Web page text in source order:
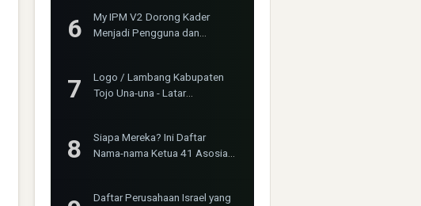
My IPM V2 Dorong Kader
Menjadi Pengguna dan
Logo / Lambang Kabupaten
Tojo Una-una - Latar
Siapa Mereka? Ini Daftar
Nama-nama Ketua 41 Asosiasi
Daftar Perusahaan Israel yang